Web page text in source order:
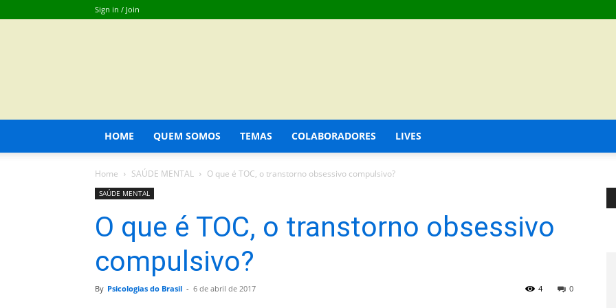
Sign in / Join
HOME QUEM SOMOS TEMAS COLABORADORES LIVES
Home SAÚDE MENTAL O que é TOC, o transtorno obsessivo compulsivo?
SAÚDE MENTAL
O que é TOC, o transtorno obsessivo
compulsivo?
By Psicologias do Brasil - 6 de abril de 2017 0
4